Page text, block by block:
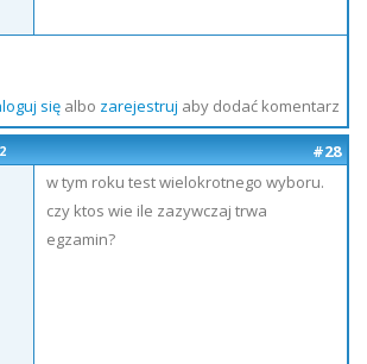
sięalbo zarejestruj aby dodać komentarz
#28
w tym roku test wielokrotnego wyboru.
czy ktos wie ile zazywczaj trwa
egzamin?